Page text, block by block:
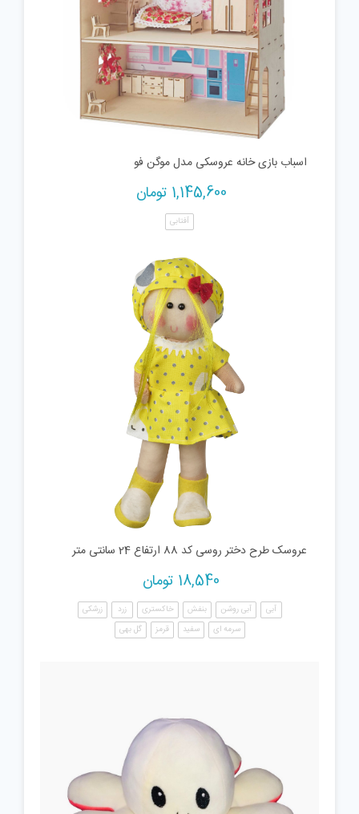
اسباب بازی خانه عروسکی مدل موگن فو
1,145,600 تومان
آفتابی
عروسک طرح دختر روسی کد 88 ارتفاع 24 سانتی متر
18,540 تومان
آبی آبی روشن بنفش خاکستری زرد
زرشکی
سرمه ای
سفید قرمز گل بهی